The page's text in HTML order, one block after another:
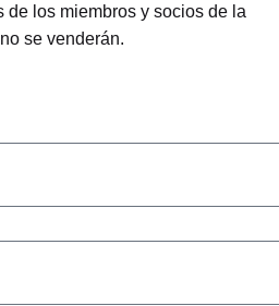
de los miembros y socios de la
se venderán.